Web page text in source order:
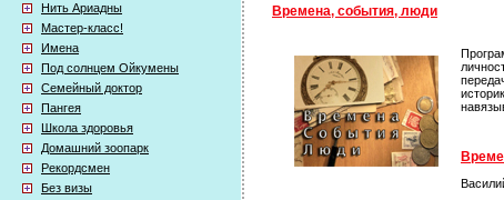
Нить Ариадны
Мастер-класс!
Имена
Под солнцем Ойкумены
Семейный доктор
Пангея
Школа здоровья
Домашний зоопарк
Рекордсмен
Без визы
Времена, события, люди